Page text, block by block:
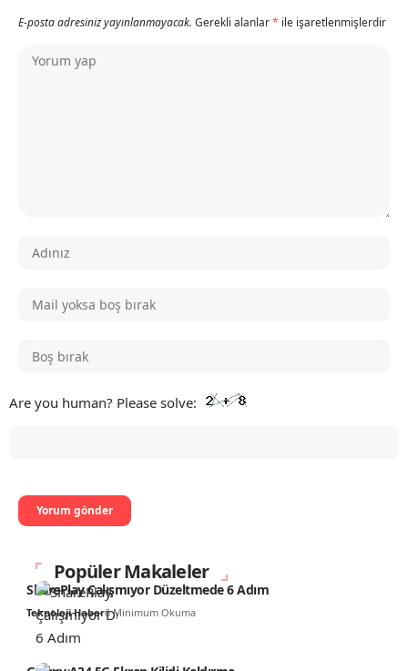
E-posta adresiniz yayınlanmayacak. Gerekli alanlar* ile işaretlenmişlerdir
Are you human? Please solve:
Popüler Makaleler
SharePlay Çalışmıyor Düzeltmede 6 Adım
Teknoloji Haber6 Minimum Okuma